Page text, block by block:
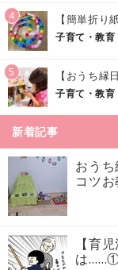
4
子育て・教育
5
子育て・教育
新着記事
おう
コツ
【育
は